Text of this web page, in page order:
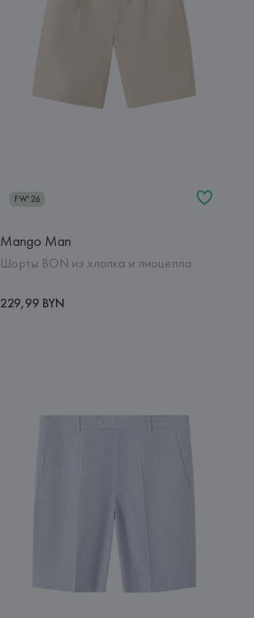
FW'26
Mango Man
Шорты BON из хлопка и лиоцелла
229,99 BYN